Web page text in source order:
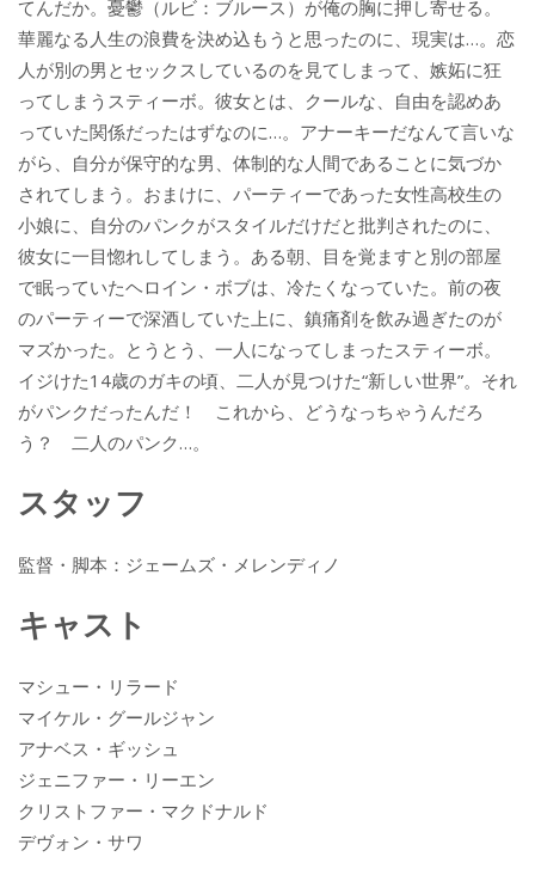
てんだか。憂鬱（ルビ：ブルース）が俺の胸に押し寄せる。
華麗なる人生の浪費を決め込もうと思ったのに、現実は…。恋
人が別の男とセックスしているのを見てしまって、嫉妬に狂
ってしまうスティーボ。彼女とは、クールな、自由を認めあ
っていた関係だったはずなのに…。アナーキーだなんて言いな
がら、自分が保守的な男、体制的な人間であることに気づか
されてしまう。おまけに、パーティーであった女性高校生の
小娘に、自分のパンクがスタイルだけだと批判されたのに、
彼女に一目惚れしてしまう。ある朝、目を覚ますと別の部屋
で眠っていたヘロイン・ボブは、冷たくなっていた。前の夜
のパーティーで深酒していた上に、鎮痛剤を飲み過ぎたのが
マズかった。とうとう、一人になってしまったスティーボ。
イジけた14歳のガキの頃、二人が見つけた“新しい世界”。それ
がパンクだったんだ！ これから、どうなっちゃうんだろ
う？ 二人のパンク…。
スタッフ
監督・脚本：ジェームズ・メレンディノ
キャスト
マシュー・リラード
マイケル・グールジャン
アナベス・ギッシュ
ジェニファー・リーエン
クリストファー・マクドナルド
デヴォン・サワ